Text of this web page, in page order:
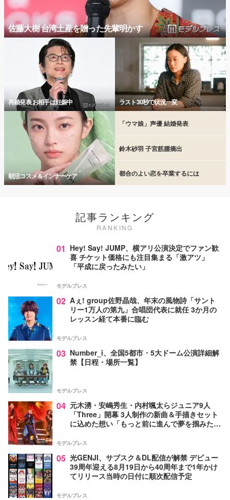
佐藤大樹 台湾土産を贈った先輩明かす
再婚発表 お相手は妊娠中 ラスト30秒で状況一変
朝活コスメ＆インナーケア
「ウマ娘」声優 結婚発表
鈴木砂羽 子宮筋腫摘出
都合のよい恋を卒業するには
記事ランキング
RANKING
01 Hey! Say! JUMP、横アリ公演決定でファン歓
喜 チケット価格にも注目集まる「激アツ」
「平成に戻ったみたい」
モデルプレス
02 Aぇ! group佐野晶哉、年末の風物詩「サント
リー1万人の第九」合唱団代表に就任 3か月の
レッスン経て本番に臨む
モデルプレス
03 Number_i、全国5都市・5大ドーム公演詳細解
禁【日程・場所一覧】
モデルプレス
04 元木湧・安嶋秀生・内村颯太らジュニア9人
「Three」開幕 3人制作の新曲＆手描きセット
に込めた想い「もっと前に進んで夢を掴みた
モデルプレス
05 光GENJI、サブスク＆DL配信が解禁 デビュー
39周年迎える8月19日から40周年まで1年かけ
てリリース当時の日付に順次配信予定
モデルプレス